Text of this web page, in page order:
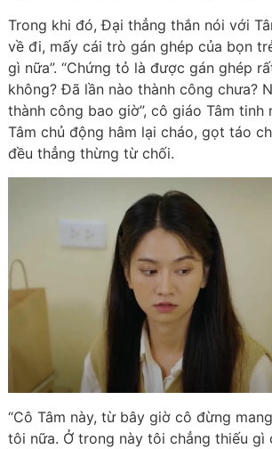
Trong khi đó, Đại thẳng thắn nói với
về đi, mấy cái trò gán ghép của bọn
gì nữa”. “Chứng tỏ là được gán ghép
không? Đã lần nào thành công chưa?
thành công bao giờ”, cô giáo Tâm tinh
Tâm chủ động hâm lại cháo, gọt táo
đều thẳng thừng từ chối.
“Cô Tâm này, từ bây giờ cô đừng
tôi nữa. Ở trong này tôi chẳng thiếu gì